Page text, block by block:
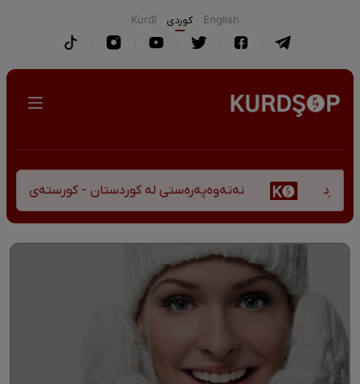
English كوردی Kurdî
نەتەوەپەرەستی لە کوردستان - کورستەی